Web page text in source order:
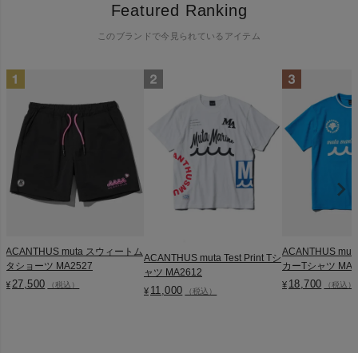
Featured Ranking
このブランドで今見られているアイテム
ACANTHUS muta スウィートム
タショーツ MA2527
¥ 27,500 （税込）
ACANTHUS muta Test Print Tシ
ャツ MA2612
¥ 11,000 （税込）
ACANTHUS
カーTシャツ
¥ 18,700 （税込）